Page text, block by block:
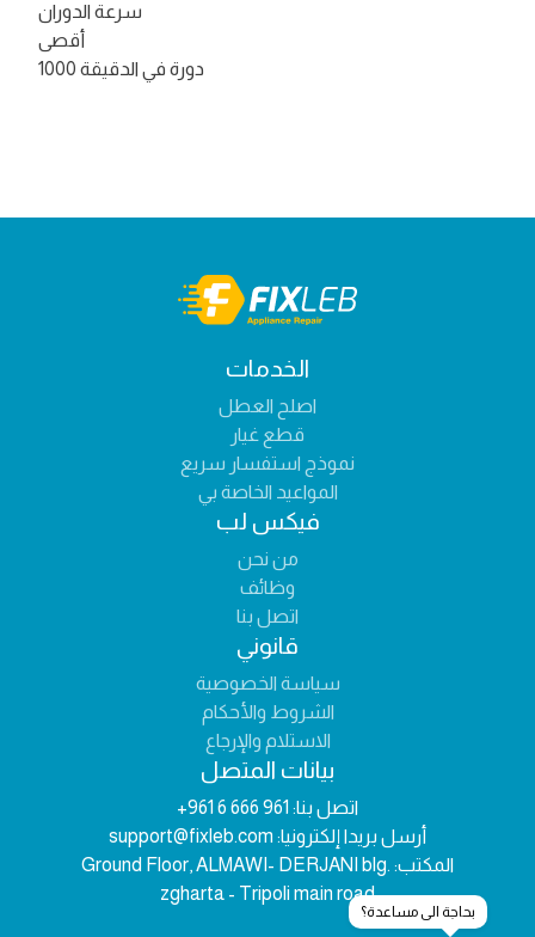
سرعة الدوران
أقصى
1000 دورة في الدقيقة
الخدمات
اصلح العطل
قطع غيار
نموذج استفسار سريع
المواعيد الخاصة بي
فيكس لب
من نحن
وظائف
اتصل بنا
قانوني
سياسة الخصوصية
الشروط والأحكام
الاستلام والإرجاع
بيانات المتصل
اتصل بنا: +961 6 666 961
أرسل بريدا إلكترونيا: support@fixleb.com
المكتب: Ground Floor, ALMAWI- DERJANI blg.
zgharta - Tripoli main road
بحاجة الى مساعدة؟